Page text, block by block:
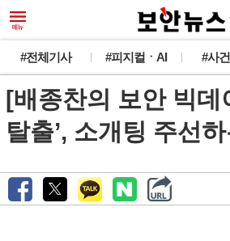
#전체기사 #피지컬ㆍAI #사
[배종찬의 보안 빅데
탈출’, 소개팅 주선